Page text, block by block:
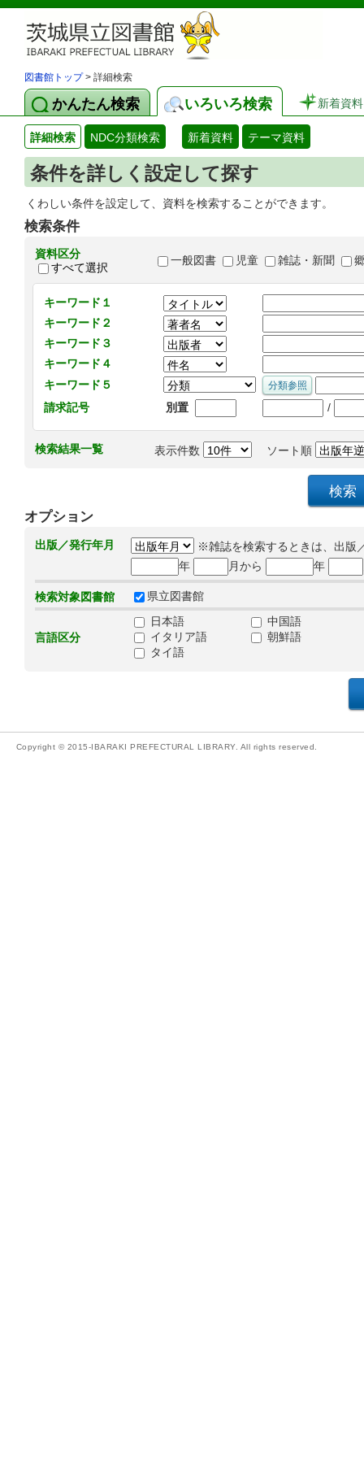
図書館トップ> 詳細検索
かんたん検索 いろいろ検索 新着資料
詳細検索 NDC分類検索 新着資料 テーマ資料
条件を詳しく設定して探す
くわしい条件を設定して、資料を検索することができます。
検索条件
資料区分
すべて選択
一般図書 児童 雑誌・新聞
キーワード１
キーワード２
キーワード３
キーワード４
キーワード５
請求記号
別置 /
検索結果一覧 表示件数 ソート順
オプション
出版／発行年月
※雑誌を検索するときは、出版
年
月から 年
検索対象図書館 県立図書館
言語区分
日本語
中国語
イタリア語
朝鮮語
タイ語
Copyright © 2015-IBARAKI PREFECTURAL LIBRARY. All rights reserved.